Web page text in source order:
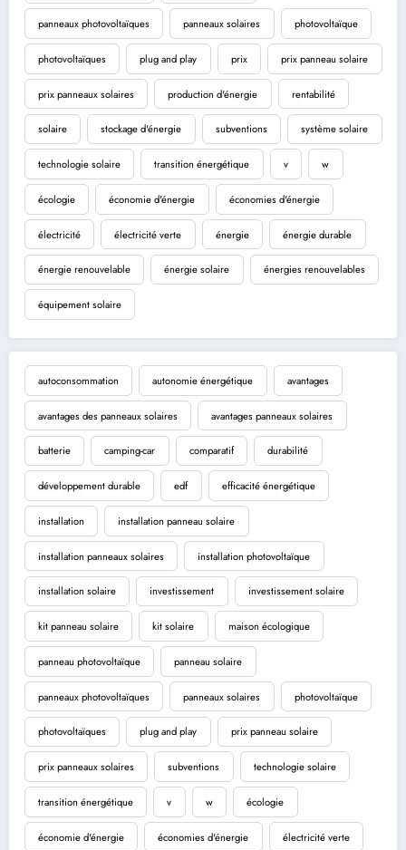
panneaux photovoltaïques panneaux solaires photovoltaïque
photovoltaïques plug and play prix prix panneau solaire
prix panneaux solaires production d'énergie rentabilité
solaire stockage d'énergie subventions système solaire
technologie solaire transition énergétique v w
écologie économie d'énergie économies d'énergie
électricité électricité verte énergie énergie durable
énergie renouvelable énergie solaire énergies renouvelables
équipement solaire
autoconsommation autonomie énergétique avantages
avantages des panneaux solaires avantages panneaux solaires
batterie camping-car comparatif durabilité
développement durable edf efficacité énergétique
installation installation panneau solaire
installation panneaux solaires installation photovoltaïque
installation solaire investissement investissement solaire
kit panneau solaire kit solaire maison écologique
panneau photovoltaïque panneau solaire
panneaux photovoltaïques panneaux solaires photovoltaïque
photovoltaïques plug and play prix panneau solaire
prix panneaux solaires subventions technologie solaire
transition énergétique v w écologie
économie d'énergie économies d'énergie électricité verte